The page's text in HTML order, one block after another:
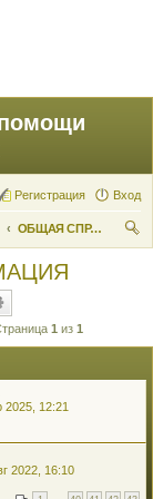
Вход
Регистрация
ОБЩАЯ СПРАВОЧНАЯ ИНФОРМАЦИЯ
1 из 1
2025, 12:21
2022, 16:10